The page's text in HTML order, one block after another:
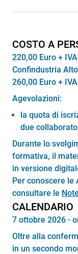
COSTO A
220,00 Euro +
Confindustria
260,00 Euro + IVA
Agevolazioni:
la quota di
due
Durante lo
formativa, il
in versione
Per conoscere le
consultare le
CALENDARIO
7 ottobre 2026 -
Oltre alla
in un secondo